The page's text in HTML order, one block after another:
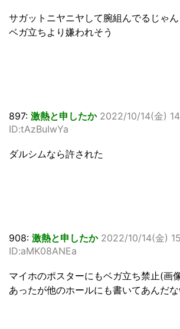
サガットニヤニヤして腕組んでるじゃん
ベガ立ちより嫌われそう
897: 激熱と申したか 2022/10/14(金)
ID:tAzBuIwYa
ダルシムなら許された
908: 激熱と申したか 2022/10/14(金)
ID:aMK08ANEa
マイホのポスターにもベガ立ち禁止(画
あったが他のホールにも書いてあんだ